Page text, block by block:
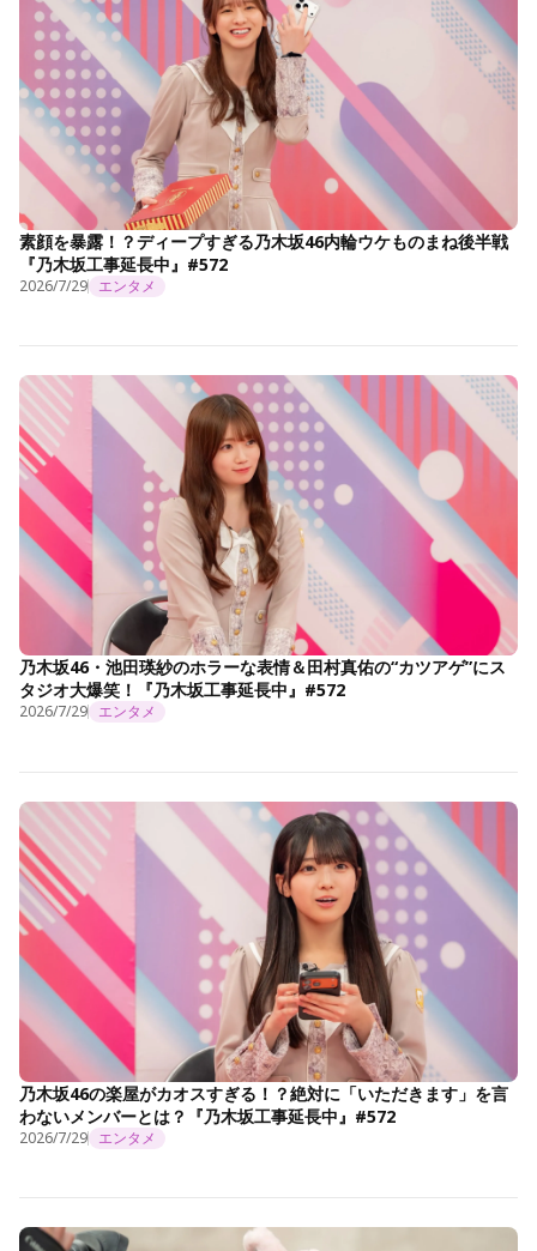
素顔を暴露！？ディープすぎる乃木坂46内輪ウケものまね後半戦
『乃木坂工事延長中』#572
2026/7/29 エンタメ
乃木坂46・池田瑛紗のホラーな表情＆田村真佑の“カツアゲ”にス
タジオ大爆笑！『乃木坂工事延長中』#572
2026/7/29 エンタメ
乃木坂46の楽屋がカオスすぎる！？絶対に「いただきます」を言
わないメンバーとは？『乃木坂工事延長中』#572
2026/7/29 エンタメ